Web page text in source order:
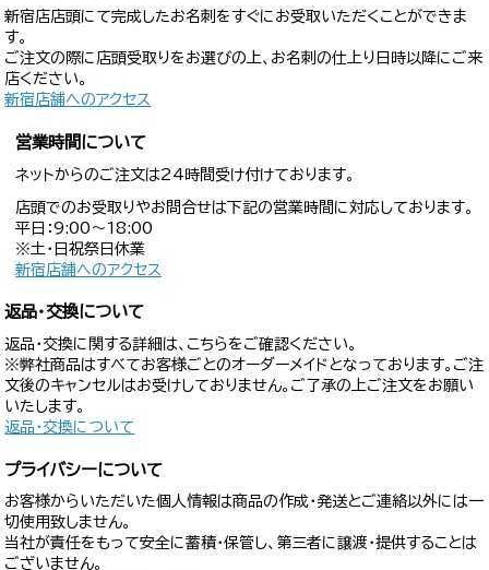
新宿店店頭にて完成したお名刺をすぐにお受取いただくことができま
す。
ご注文の際に店頭受取りをお選びの上、お名刺の仕上り日時以降にご来
店ください。
新宿店舗へのアクセス
営業時間について
ネットからのご注文は24時間受け付けております。
店頭でのお受取りやお問合せは下記の営業時間に対応しております。
平日：9:00〜18:00
※土・日祝祭日休業
新宿店舗へのアクセス
返品・交換について
返品・交換に関する詳細は、こちらをご確認ください。
※弊社商品はすべてお客様ごとのオーダーメイドとなっております。ご注
文後のキャンセルはお受けしておりません。ご了承の上ご注文をお願い
いたします。
返品・交換について
プライバシーについて
お客様からいただいた個人情報は商品の作成・発送とご連絡以外には一
切使用致しません。
当社が責任をもって安全に蓄積・保管し、第三者に譲渡・提供することは
ございません。